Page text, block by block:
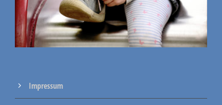
Impressum